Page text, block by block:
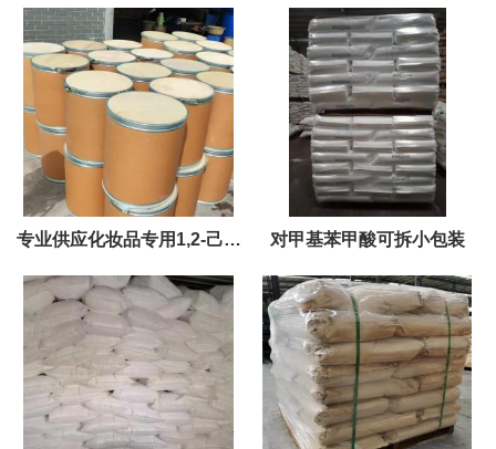
剂氧化剂洗涤剂
专业供应化妆品专用1,2-己二
醇
对甲基苯甲酸可拆小包装